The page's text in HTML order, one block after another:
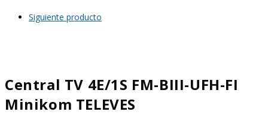
Siguiente producto
Central TV 4E/1S FM-BIII-UFH-FI
Minikom TELEVES